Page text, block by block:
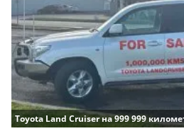
Toyota Land Cruiser на 999 999